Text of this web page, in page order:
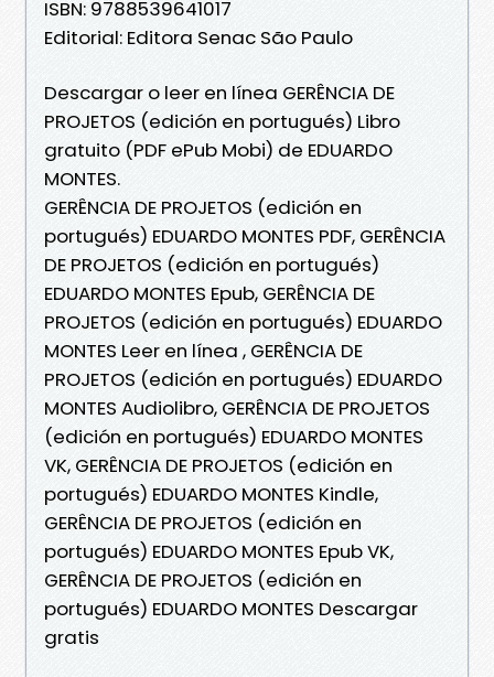
ISBN: 9788539641017
Editorial: Editora Senac São Paulo
Descargar o leer en línea GERÊNCIA DE
PROJETOS (edición en portugués) Libro
gratuito (PDF ePub Mobi) de EDUARDO
MONTES.
GERÊNCIA DE PROJETOS (edición en
portugués) EDUARDO MONTES PDF, GERÊNCIA
DE PROJETOS (edición en portugués)
EDUARDO MONTES Epub, GERÊNCIA DE
PROJETOS (edición en portugués) EDUARDO
MONTES Leer en línea , GERÊNCIA DE
PROJETOS (edición en portugués) EDUARDO
MONTES Audiolibro, GERÊNCIA DE PROJETOS
(edición en portugués) EDUARDO MONTES
VK, GERÊNCIA DE PROJETOS (edición en
portugués) EDUARDO MONTES Kindle,
GERÊNCIA DE PROJETOS (edición en
portugués) EDUARDO MONTES Epub VK,
GERÊNCIA DE PROJETOS (edición en
portugués) EDUARDO MONTES Descargar
gratis